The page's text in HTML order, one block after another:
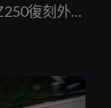
復刻外裝